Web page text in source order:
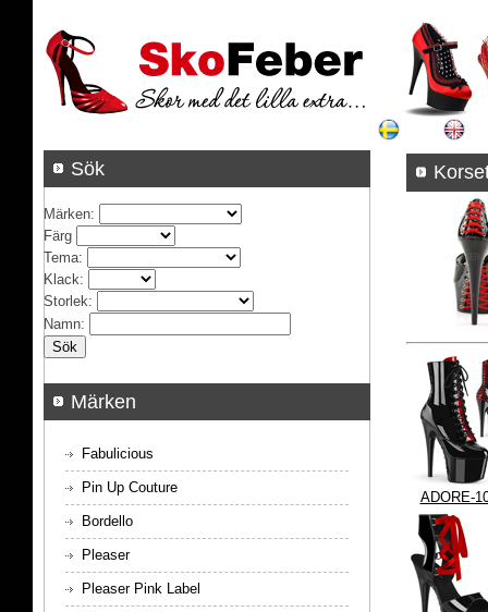
ADORE-
Sök
Märken:
Färg
Tema:
Klack:
Storlek:
Namn:
Märken
Fabulicious
Pin Up Couture
Bordello
Pleaser
Pleaser Pink Label